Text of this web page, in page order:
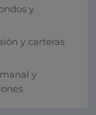
y
y carteras
y